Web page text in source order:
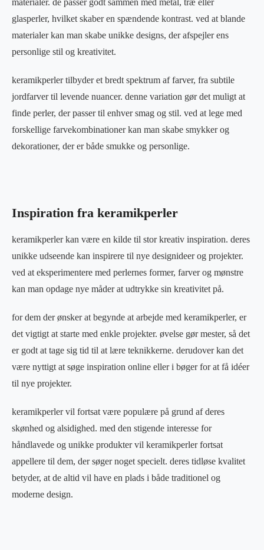
materialer. de passer godt sammen med metal, træ eller
glasperler, hvilket skaber en spændende kontrast. ved at blande
materialer kan man skabe unikke designs, der afspejler ens
personlige stil og kreativitet.
keramikperler tilbyder et bredt spektrum af farver, fra subtile
jordfarver til levende nuancer. denne variation gør det muligt at
finde perler, der passer til enhver smag og stil. ved at lege med
forskellige farvekombinationer kan man skabe smykker og
dekorationer, der er både smukke og personlige.
Inspiration fra keramikperler
keramikperler kan være en kilde til stor kreativ inspiration. deres
unikke udseende kan inspirere til nye designideer og projekter.
ved at eksperimentere med perlernes former, farver og mønstre
kan man opdage nye måder at udtrykke sin kreativitet på.
for dem der ønsker at begynde at arbejde med keramikperler, er
det vigtigt at starte med enkle projekter. øvelse gør mester, så det
er godt at tage sig tid til at lære teknikkerne. derudover kan det
være nyttigt at søge inspiration online eller i bøger for at få idéer
til nye projekter.
keramikperler vil fortsat være populære på grund af deres
skønhed og alsidighed. med den stigende interesse for
håndlavede og unikke produkter vil keramikperler fortsat
appellere til dem, der søger noget specielt. deres tidløse kvalitet
betyder, at de altid vil have en plads i både traditionel og
moderne design.